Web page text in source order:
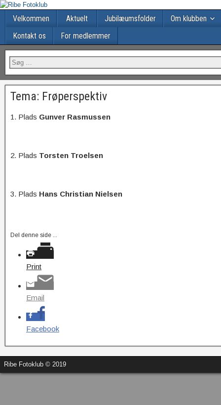
Velkommen Aktuelt Jubilæumsfolder
Om klubben
Kontakt os
For medlemmer
Tema: Frøperspektiv
1. Plads Gunver Rasmussen
2. Plads Torsten Troelsen
3. Plads Hans Christian Nielsen
Del denne side ...
Print
Email
Facebook
Ribe Fotoklub © 2019